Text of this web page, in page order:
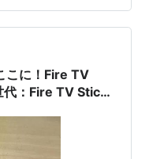
からず困っていまし
こに！Fire TV
：Fire TV Stick